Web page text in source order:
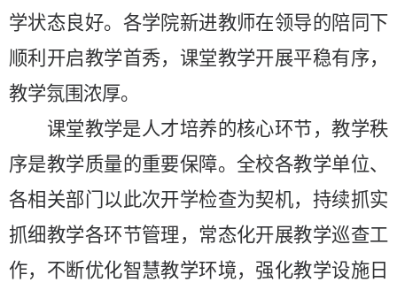
学状态良好。各学院新进教师在领导的陪同下
顺利开启教学首秀，课堂教学开展平稳有序，
教学氛围浓厚。
课堂教学是人才培养的核心环节，教学秩
序是教学质量的重要保障。全校各教学单位、
各相关部门以此次开学检查为契机，持续抓实
抓细教学各环节管理，常态化开展教学巡查工
作，不断优化智慧教学环境，强化教学设施日